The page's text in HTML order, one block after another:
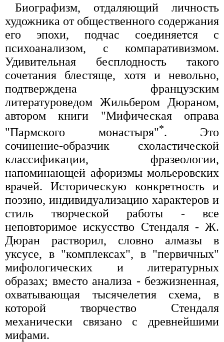
Биографизм, отдаляющий личность
художника от общественного содержания
его эпохи, подчас соединяется с
психоанализом, с компаративизмом.
Удивительная бесплодность такого
сочетания блестяще, хотя и невольно,
подтверждена французским
литературоведом Жильбером Дюраном,
автором книги "Мифическая оправа
"Пармского монастыря"*. Это
сочинение-образчик схоластической
классификации, фразеологии,
напоминающей афоризмы мольеровских
врачей. Историческую конкретность и
поэзию, индивидуализацию характеров и
стиль творческой работы - все
неповторимое искусство Стендаля - Ж.
Дюран растворил, словно алмазы в
уксусе, в "комплексах", в "первичных"
мифологических и литературных
образах; вместо анализа - безжизненная,
охватывающая тысячелетия схема, в
которой творчество Стендаля
механически связано с древнейшими
мифами.